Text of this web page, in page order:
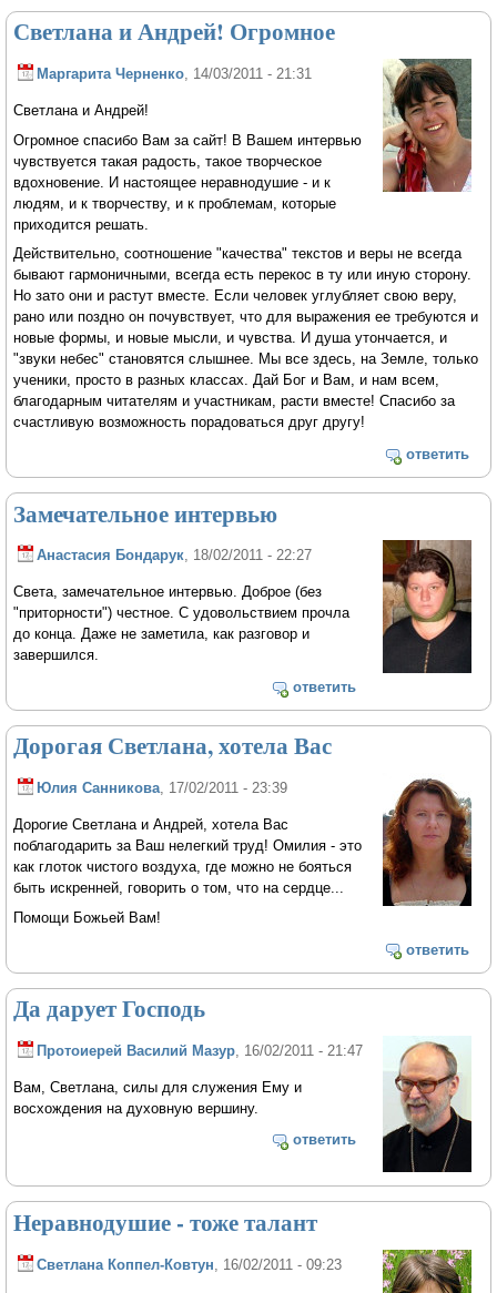
Светлана и Андрей! Огромное
Маргарита Черненко, 14/03/2011 - 21:31
Светлана и Андрей!
Огромное спасибо Вам за сайт! В Вашем интервью
чувствуется такая радость, такое творческое
вдохновение. И настоящее неравнодушие - и к
людям, и к творчеству, и к проблемам, которые
приходится решать.
Действительно, соотношение "качества" текстов и веры не всегда
бывают гармоничными, всегда есть перекос в ту или иную сторону.
Но зато они и растут вместе. Если человек углубляет свою веру,
рано или поздно он почувствует, что для выражения ее требуются и
новые формы, и новые мысли, и чувства. И душа утончается, и
"звуки небес" становятся слышнее. Мы все здесь, на Земле, только
ученики, просто в разных классах. Дай Бог и Вам, и нам всем,
благодарным читателям и участникам, расти вместе! Спасибо за
счастливую возможность порадоваться друг другу!
ответить
Замечательное интервью
Анастасия Бондарук, 18/02/2011 - 22:27
Света, замечательное интервью. Доброе (без
"приторности") честное. С удовольствием прочла
до конца. Даже не заметила, как разговор и
завершился.
ответить
Дорогая Светлана, хотела Вас
Юлия Санникова, 17/02/2011 - 23:39
Дорогие Светлана и Андрей, хотела Вас
поблагодарить за Ваш нелегкий труд! Омилия - это
как глоток чистого воздуха, где можно не бояться
быть искренней, говорить о том, что на сердце...
Помощи Божьей Вам!
ответить
Да дарует Господь
Протоиерей Василий Мазур , 16/02/2011 - 21:47
Вам, Светлана, силы для служения Ему и
восхождения на духовную вершину.
ответить
Неравнодушие - тоже талант
Светлана Коппел-Ковтун , 16/02/2011 - 09:23